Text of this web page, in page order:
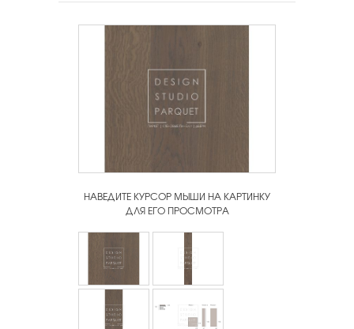
НАВЕДИТЕ КУРСОР МЫШИ НА КАРТИНКУ
ДЛЯ ЕГО ПРОСМОТРА